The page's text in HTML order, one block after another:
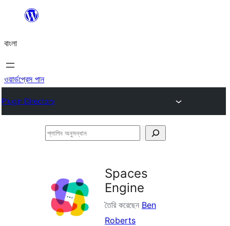
যান
বাংলা
ওয়ার্ডপ্রেস পান
Plugin Directory
প্লাগিন
Spaces
Engine
তৈরি করেছেন Ben
Roberts